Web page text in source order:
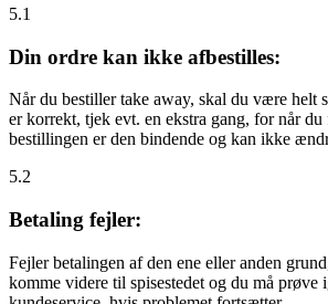
5.1
Din ordre kan ikke afbestilles:
Når du bestiller take away, skal du være helt
er korrekt, tjek evt. en ekstra gang, for når du
bestillingen er den bindende og kan ikke
5.2
Betaling fejler:
Fejler betalingen af den ene eller anden
komme videre til spisestedet og du må prøve